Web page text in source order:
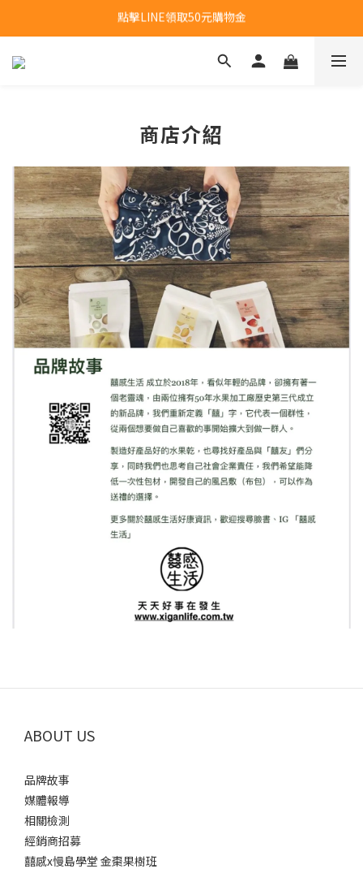
新會員首購福利：超取免運費乙次
點擊LINE領取50元購物金
商店介紹
ABOUT US
品牌故事
媒體報導
相關檢測
經銷商招募
囍感x慢島學堂 金棗果樹班